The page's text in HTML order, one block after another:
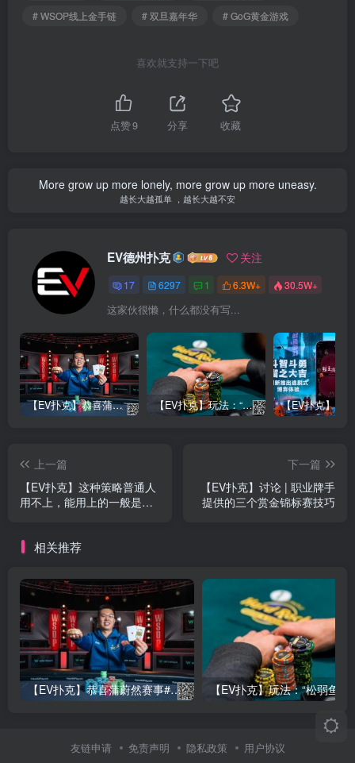
# WSOP线上金手链
# 双旦嘉年华 # GoG黄金游戏
喜欢就支持一下吧
点赞9 分享 收藏
More grow up more lonely, more grow up more uneasy.
越长大越孤单 ，越长大越不安
EV德州扑克 关注
17 6297 1 6.3W+ 30.5W+
这家伙很懒，什么都没有写...
【EV扑克】恭喜蒲蔚然赛事#65夺冠，收获国人2023WSOP第六条金手链，奖金93万刀！ 【EV扑克】玩法：“松弱鱼/松凶鱼打法”的基本攻略
上一篇
【EV扑克】这种策略普通人
用不上，能用上的一般是天
下一篇
【EV扑克】讨论 | 职业牌手
提供的三个赏金锦标赛技巧
相关推荐
【EV扑克】恭喜蒲蔚然赛事#65夺冠，收获国人2023WSOP第六条金手链，奖金93万刀！
友链申请 免责声明 隐私政策 用户协议